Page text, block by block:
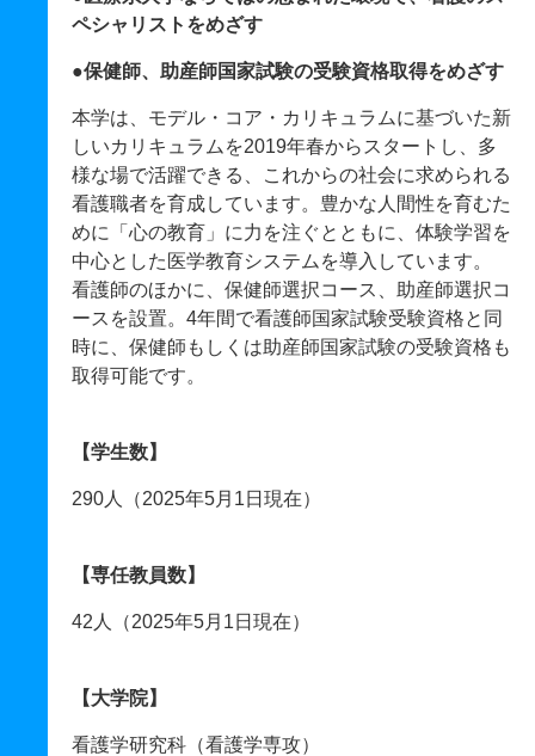
ペシャリストをめざす
●保健師、助産師国家試験の受験資格取得をめざす
本学は、モデル・コア・カリキュラムに基づいた新
しいカリキュラムを2019年春からスタートし、多
様な場で活躍できる、これからの社会に求められる
看護職者を育成しています。豊かな人間性を育むた
めに「心の教育」に力を注ぐとともに、体験学習を
中心とした医学教育システムを導入しています。
看護師のほかに、保健師選択コース、助産師選択コ
ースを設置。4年間で看護師国家試験受験資格と同
時に、保健師もしくは助産師国家試験の受験資格も
取得可能です。
【学生数】
290人（2025年5月1日現在）
【専任教員数】
42人（2025年5月1日現在）
【大学院】
看護学研究科（看護学専攻）